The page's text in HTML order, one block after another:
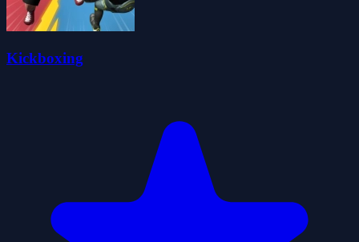
Kickboxing